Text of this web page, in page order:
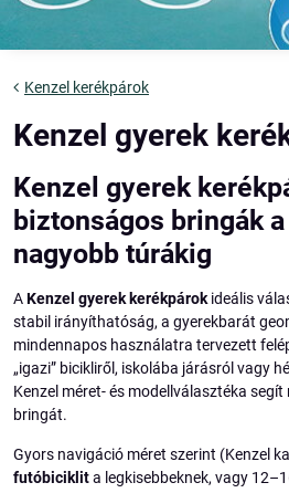
Kenzel kerékpárok
Kenzel gyerek
Kenzel gyerek
biztonságos bringák
nagyobb túrákig
AKenzel gyerek kerékpárok ideális
stabil irányíthatóság, a gyerekbarát
mindennapos használatra tervezett
„igazi” bicikliről, iskolába járásról vagy
Kenzel méret- és modellválasztéka
bringát.
Gyors navigáció méret szerint (Kenzel
futóbiciklita legkisebbeknek, vagy